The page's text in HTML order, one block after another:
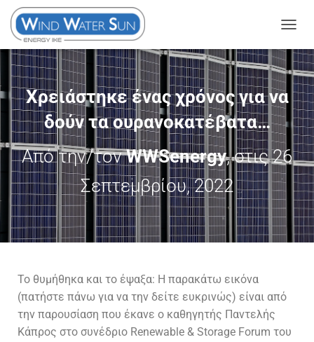
Ν
Α
Λ
Λ
Α
Γ
Ή
Π
Λ
Ο
Χρειάστηκε ένας χρόνος για να
δούν τα ουρανοκατέβατα…
Από την/τονWWSenergy, στις26
Σεπτεμβρίου, 2022
Το θυμήθηκα και το έψαξα: Η παρακάτω εικόνα
(πατήστε πάνω για να την δείτε ευκρινώς) είναι από
την παρουσίαση που έκανε ο καθηγητής Παντελής
Κάπρος στο συνέδριο Renewable & Storage Forum του